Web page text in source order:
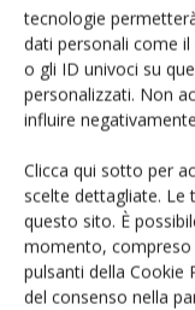
tecnologie
dati personali come
o gli ID univoci su
personalizzati. Non
influire
Clicca qui sotto per
scelte dettagliate. Le
questo sito. È
momento, compreso
pulsanti della Cookie
del consenso nella
Dalla stessa
PROVATO DAGLI
McCormick
Verifica effettuata su
Di Ottavio Repetti